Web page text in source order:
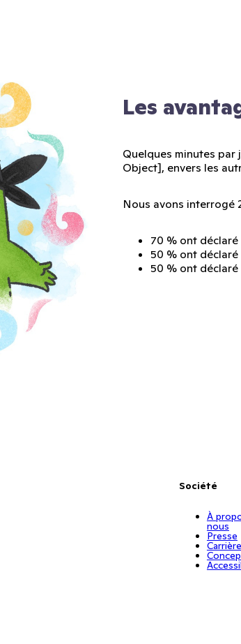
Les
Quelques minutes
Object], envers les
Nous avons interrogé
70 % ont
50 % ont déclaré
50 % ont déclaré
Société
À
nous
Presse